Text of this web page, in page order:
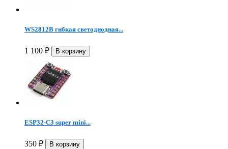
WS2812B гибкая светодиодная...
1 100 ₽
ESP32-C3 super mini...
350 ₽